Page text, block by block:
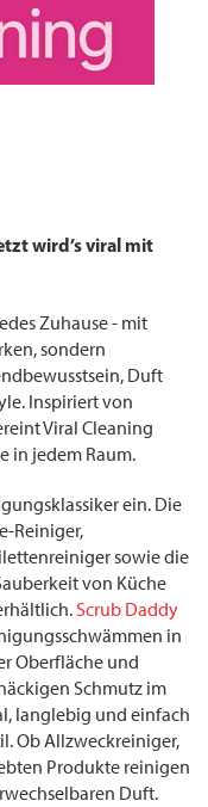
wird’s viral mit
Zuhause - mit
sondern
Duft
Inspiriert von
Viral Cleaning
in jedem Raum.
ein. Die
Reiniger,
sowie die
von Küche
Scrub Daddy
in
Oberfläche und
Schmutz im
langlebig und einfach
Ob Allzweckreiniger,
Produkte reinigen
Duft.